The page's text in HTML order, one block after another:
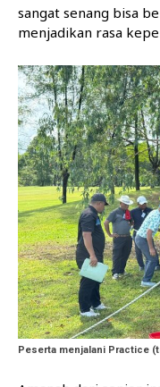
sangat senang bisa
menjadikan rasa
Peserta menjalani Practice